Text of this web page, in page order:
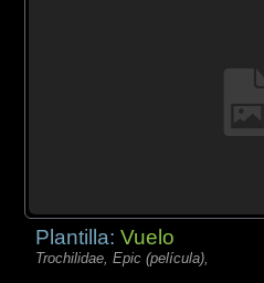
Plantilla:Vuelo
Trochilidae, Epic (película),